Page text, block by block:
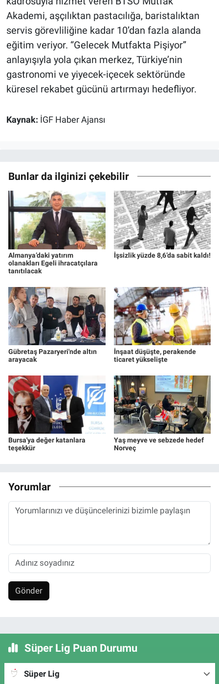
Akademi, aşçılıktan pastacılığa, baristalıktan
servis görevliliğine kadar 10’dan fazla alanda
eğitim veriyor. “Gelecek Mutfakta Pişiyor”
anlayışıyla yola çıkan merkez, Türkiye’nin
gastronomi ve yiyecek-içecek sektöründe
küresel rekabet gücünü artırmayı hedefliyor.
Kaynak: İGF Haber Ajansı
Bunlar da ilginizi çekebilir
Almanya’daki yatırım
olanakları Egeli ihracatçılara
tanıtılacak
İşsizlik yüzde 8,6’da sabit kaldı!
Gübretaş Pazaryeri'nde altın
arayacak
İnşaat düşüşte, perakende
ticaret yükselişte
Bursa'ya değer katanlara
teşekkür
Yaş meyve ve sebzede hedef
Norveç
Yorumlar
Gönder
Süper Lig Puan Durumu
Süper Lig